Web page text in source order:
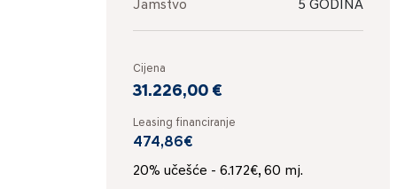
Jamstvo
5 GODINA
Cijena
31.226,00 €
Leasing financiranje
474,86€
20% učešće - 6.172€, 60 mj.